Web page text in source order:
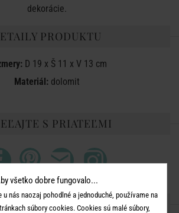
dekorácie.
PRODUKTU
D 19 x Š 11 x V 13 cm
Materiál:dolomit
S PRIATEĽMI
PRODUKTY ZO SÉRIE
všetko dobre fungovalo...
u nás naozaj pohodlné a jednoduché, používame na
súbory cookies. Cookies sú malé súbory,